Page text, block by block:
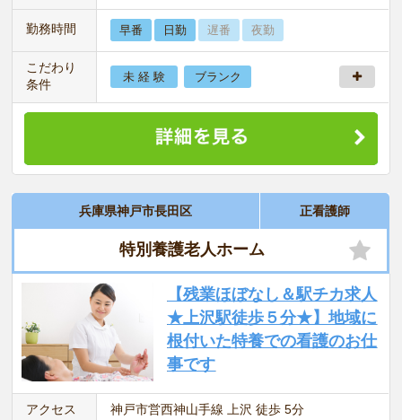
勤務時間 早番 日勤 遅番 夜勤
こだわり
条件
未 経 験 ブランク
兵庫県神戸市長田区 正看護師
特別養護老人ホーム
【残業ほぼなし＆駅チカ求人
★上沢駅徒歩５分★】地域に
根付いた特養での看護のお仕
事です
アクセス 神戸市営西神山手線 上沢 徒歩 5分